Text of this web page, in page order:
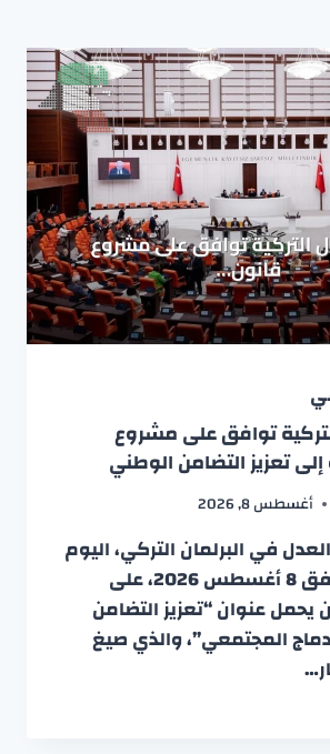
توافق على مشروع
تعزيز التضامن الوطني
أغسطس 8, 2026
في البرلمان التركي، اليوم
السبت الموافق 8 أغسطس 2026، على
عنوان “تعزيز التضامن
المجتمعي”، والذي صيغ